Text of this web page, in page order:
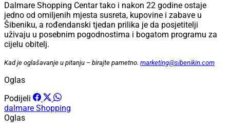
Dalmare Shopping Centar tako i nakon 22 godine ostaje
jedno od omiljenih mjesta susreta, kupovine i zabave u
Šibeniku, a rođendanski tjedan prilika je da posjetitelji
uživaju u posebnim pogodnostima i bogatom programu za
cijelu obitelj.
Kad je oglašavanje u pitanju – birajte pametno. marketing@sibenikin.com
Oglas
Podijeli
dalmare Shopping
Oglas